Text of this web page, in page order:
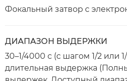
Фокальный затвор с
ДИАПАЗОН ВЫДЕРЖКИ
30–1/4000 с (с шагом 1/2 или
длительная выдержка